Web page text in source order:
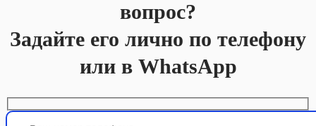
вопрос?
Задайте его лично по телефону
или в WhatsApp